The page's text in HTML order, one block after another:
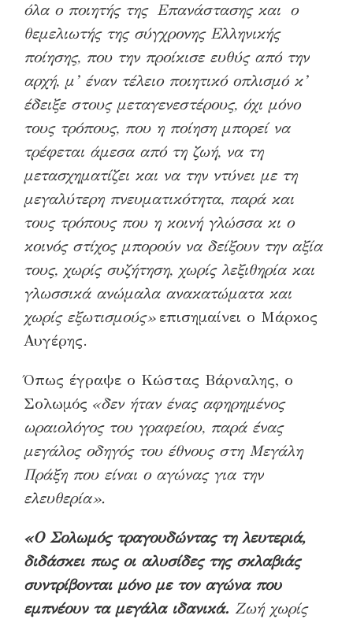
όλα ο ποιητής της Επανάστασης και ο
θεμελιωτής της σύγχρονης Ελληνικής
ποίησης, που την προίκισε ευθύς από την
αρχή, μ’ έναν τέλειο ποιητικό οπλισμό κ’
έδειξε στους μεταγενεστέρους, όχι μόνο
τους τρόπους, που η ποίηση μπορεί να
τρέφεται άμεσα από τη ζωή, να τη
μετασχηματίζει και να την ντύνει με τη
μεγαλύτερη πνευματικότητα, παρά και
τους τρόπους που η κοινή γλώσσα κι ο
κοινός στίχος μπορούν να δείξουν την αξία
τους, χωρίς συζήτηση, χωρίς λεξιθηρία και
γλωσσικά ανώμαλα ανακατώματα και
χωρίς εξωτισμούς»επισημαίνει ο Μάρκος
Αυγέρης.
Όπως έγραψε ο Κώστας Βάρναλης, ο
Σολωμός «δεν ήταν ένας αφηρημένος
ωραιολόγος του γραφείου, παρά ένας
μεγάλος οδηγός του έθνους στη Μεγάλη
Πράξη που είναι ο αγώνας για την
ελευθερία».
«Ο Σολωμός τραγουδώντας τη λευτεριά,
διδάσκει πως οι αλυσίδες της σκλαβιάς
συντρίβονται μόνο με τον αγώνα που
εμπνέουν τα μεγάλα ιδανικά. Ζωή χωρίς